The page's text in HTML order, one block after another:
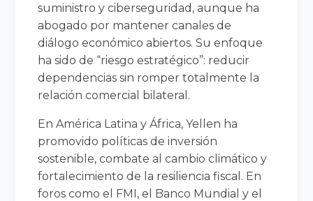
suministro y ciberseguridad, aunque ha
abogado por mantener canales de
diálogo económico abiertos. Su enfoque
ha sido de “riesgo estratégico”: reducir
dependencias sin romper totalmente la
relación comercial bilateral.
En América Latina y África, Yellen ha
promovido políticas de inversión
sostenible, combate al cambio climático y
fortalecimiento de la resiliencia fiscal. En
foros como el FMI, el Banco Mundial y el